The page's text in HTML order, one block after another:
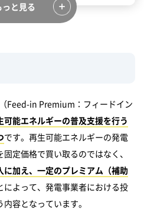
よるFIP制度のサポート
っと見る
Feed-in Premium：フィードイン
可能エネルギーの普及支援を行う
です。再生可能エネルギーの発電
定価格で買い取るのではなく、
加え、一定のプレミアム（補助
によって、発電事業者における投
容となっています。